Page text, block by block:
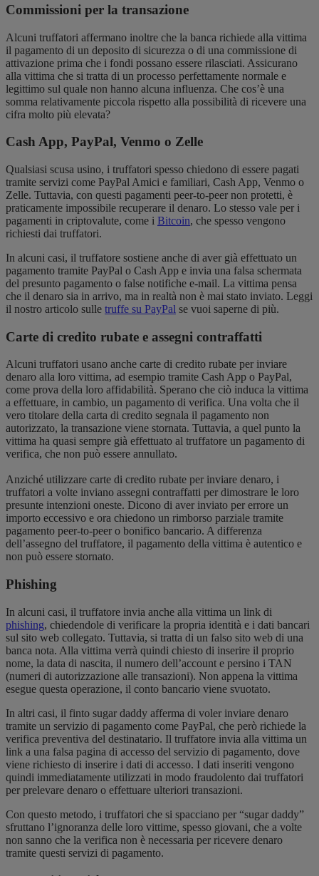
Commissioni per la transazione
Alcuni truffatori affermano inoltre che la banca richiede alla vittima
il pagamento di un deposito di sicurezza o di una commissione di
attivazione prima che i fondi possano essere rilasciati. Assicurano
alla vittima che si tratta di un processo perfettamente normale e
legittimo sul quale non hanno alcuna influenza. Che cos’è una
somma relativamente piccola rispetto alla possibilità di ricevere una
cifra molto più elevata?
Cash App, PayPal, Venmo o Zelle
Qualsiasi scusa usino, i truffatori spesso chiedono di essere pagati
tramite servizi come PayPal Amici e familiari, Cash App, Venmo o
Zelle. Tuttavia, con questi pagamenti peer-to-peer non protetti, è
praticamente impossibile recuperare il denaro. Lo stesso vale per i
pagamenti in criptovalute, come i Bitcoin, che spesso vengono
richiesti dai truffatori.
In alcuni casi, il truffatore sostiene anche di aver già effettuato un
pagamento tramite PayPal o Cash App e invia una falsa schermata
del presunto pagamento o false notifiche e-mail. La vittima pensa
che il denaro sia in arrivo, ma in realtà non è mai stato inviato. Leggi
il nostro articolo sulle truffe su PayPal se vuoi saperne di più.
Carte di credito rubate e assegni contraffatti
Alcuni truffatori usano anche carte di credito rubate per inviare
denaro alla loro vittima, ad esempio tramite Cash App o PayPal,
come prova della loro affidabilità. Sperano che ciò induca la vittima
a effettuare, in cambio, un pagamento di verifica. Una volta che il
vero titolare della carta di credito segnala il pagamento non
autorizzato, la transazione viene stornata. Tuttavia, a quel punto la
vittima ha quasi sempre già effettuato al truffatore un pagamento di
verifica, che non può essere annullato.
Anziché utilizzare carte di credito rubate per inviare denaro, i
truffatori a volte inviano assegni contraffatti per dimostrare le loro
presunte intenzioni oneste. Dicono di aver inviato per errore un
importo eccessivo e ora chiedono un rimborso parziale tramite
pagamento peer-to-peer o bonifico bancario. A differenza
dell’assegno del truffatore, il pagamento della vittima è autentico e
non può essere stornato.
Phishing
In alcuni casi, il truffatore invia anche alla vittima un link di
phishing, chiedendole di verificare la propria identità e i dati bancari
sul sito web collegato. Tuttavia, si tratta di un falso sito web di una
banca nota. Alla vittima verrà quindi chiesto di inserire il proprio
nome, la data di nascita, il numero dell’account e persino i TAN
(numeri di autorizzazione alle transazioni). Non appena la vittima
esegue questa operazione, il conto bancario viene svuotato.
In altri casi, il finto sugar daddy afferma di voler inviare denaro
tramite un servizio di pagamento come PayPal, che però richiede la
verifica preventiva del destinatario. Il truffatore invia alla vittima un
link a una falsa pagina di accesso del servizio di pagamento, dove
viene richiesto di inserire i dati di accesso. I dati inseriti vengono
quindi immediatamente utilizzati in modo fraudolento dai truffatori
per prelevare denaro o effettuare ulteriori transazioni.
Con questo metodo, i truffatori che si spacciano per “sugar daddy”
sfruttano l’ignoranza delle loro vittime, spesso giovani, che a volte
non sanno che la verifica non è necessaria per ricevere denaro
tramite questi servizi di pagamento.